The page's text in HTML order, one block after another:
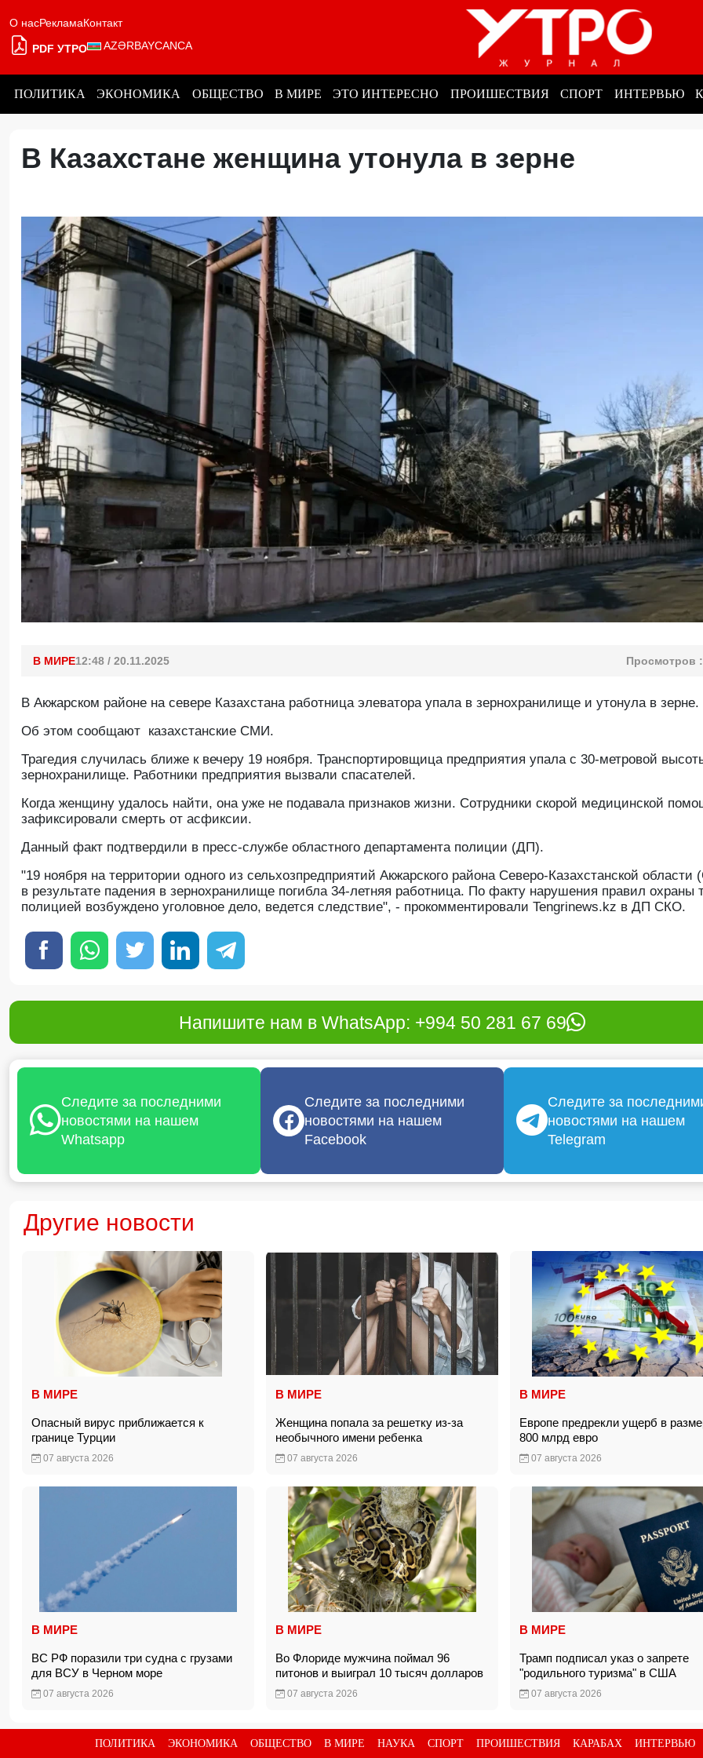
О насРекламаКонтакт
PDF УТРО AZƏRBAYCANCA
ПОЛИТИКА ЭКОНОМИКА ОБЩЕСТВО В МИРЕ ЭТО ИНТЕРЕСНО ПРОИШЕСТВИЯ СПОРТ ИНТЕРВЬЮ
В Казахстане женщина утонула в зерне
В МИРЕ12:48 / 20.11.2025 Просмотров :
В Акжарском районе на севере Казахстана работница элеватора упала в зернохранилище и утонула в зерне.
Об этом сообщают казахстанские СМИ.
Трагедия случилась ближе к вечеру 19 ноября. Транспортировщица предприятия упала с 30-метровой
зернохранилище. Работники предприятия вызвали спасателей.
Когда женщину удалось найти, она уже не подавала признаков жизни. Сотрудники скорой медицинской
зафиксировали смерть от асфиксии.
Данный факт подтвердили в пресс-службе областного департамента полиции (ДП).
"19 ноября на территории одного из сельхозпредприятий Акжарского района Северо-Казахстанской области
в результате падения в зернохранилище погибла 34-летняя работница. По факту нарушения правил охраны
полицией возбуждено уголовное дело, ведется следствие", - прокомментировали Tengrinews.kz в ДП СКО.
Напишите нам в WhatsApp: +994 50 281 67 69
Следите за последними
новостями на нашем
Whatsapp
Следите за последними
новостями на нашем
Facebook
Следите за
новостями на нашем
Telegram
Другие новости
В МИРЕ
Опасный вирус приближается к
границе Турции
07 августа 2026
В МИРЕ
Женщина попала за решетку из-за
необычного имени ребенка
07 августа 2026
В МИРЕ
Европе предрекли ущерб в
800 млрд евро
07 августа 2026
В МИРЕ
ВС РФ поразили три судна с грузами
для ВСУ в Черном море
07 августа 2026
В МИРЕ
Во Флориде мужчина поймал 96
питонов и выиграл 10 тысяч долларов
07 августа 2026
В МИРЕ
Трамп подписал указ о запрете
"родильного туризма" в США
07 августа 2026
ПОЛИТИКА ЭКОНОМИКА ОБЩЕСТВО В МИРЕ НАУКА СПОРТ ПРОИШЕСТВИЯ КАРАБАХ ИНТЕРВЬЮ